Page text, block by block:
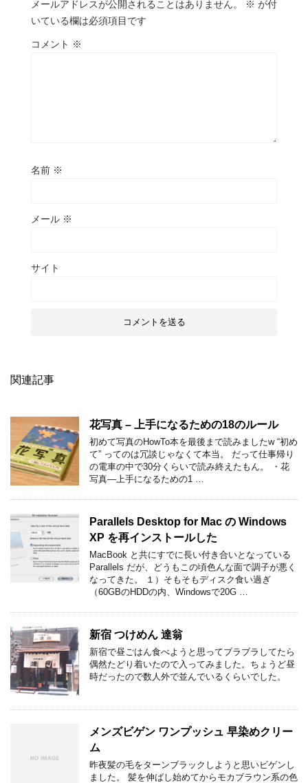
メールアドレスが公開されることはありません。 ※ が付
いている欄は必須項目です
コメント ※
名前 ※
メール ※
サイト
関連記事
花写真 – 上手になるための18のルール
初めて写真のHowTo本を最後まで読みましたw “初め
て” ってのは冗談じゃなくて本当。 だって仕事帰り
の電車の中で30分くらいで読み終えたもん。 ・花
写真―上手になるための1 …
Parallels Desktop for Mac の Windows
XP を再インストールした
MacBook と共にすでに長い付き合いとなっている
Parallels だが、どうもこの頃色んな面で調子が悪く
なってきた。 １）そもそもディスク食い過ぎ
（60GBのHDDの内、Windowsで20G …
新宿 つけめん 達翁
新宿で昼ごはん食べようと思ってブラブラしてたら
偶然たどり着いたので入ってみました。ちょうど昼
時だったので数人外で並んでいるくらいでした。
メンズビゲン ワンプッシュ 早染めクリー
ム
昨夜髪の毛をターンブラックしようと思いビゲンし
ました。 髪を伸ばし始めてからモカブラウン系の色